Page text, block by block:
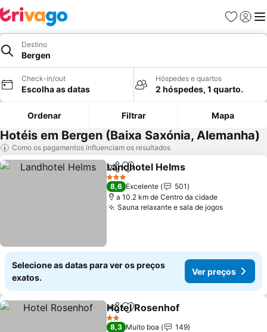
Favoritos
Iniciar
Destino
Bergen
Check-in/out
Escolha as datas
Hóspedes e quartos
2 hóspedes, 1 quarto.
Ordenar Filtrar Mapa
Hotéis em Bergen (Baixa Saxónia, Alemanha)
Como os pagamentos influenciam os resultados
PartilharAdicionar aos favoritos
Landhotel Helms
3 Estrelas
8,6 Excelente
501
a 10.2 km de Centro da cidade
Sauna relaxante e sala de jogosVer
Selecione as datas para ver os preços
exatos.
Ver preços
PartilharAdicionar aos favoritos
Hotel Rosenhof
2 Estrelas
8,3 Muito boa
149